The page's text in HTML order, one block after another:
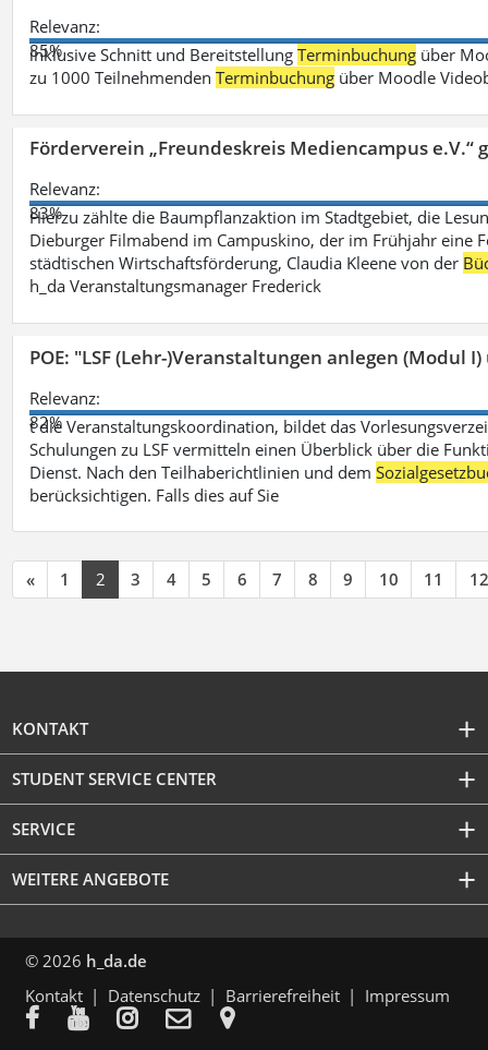
Relevanz:
85%
inklusive Schnitt und BereitstellungTerminbuchung über
zu 1000 TeilnehmendenTerminbuchung über Moodle
Förderverein „Freundeskreis Mediencampus e.V.“
Relevanz:
83%
Hierzu zählte die Baumpflanzaktion im Stadtgebiet, die
Dieburger Filmabend im Campuskino, der im Frühjahr eine
städtischen Wirtschaftsförderung, Claudia Kleene von der
h_da Veranstaltungsmanager Frederick
POE: "LSF (Lehr-)Veranstaltungen anlegen (Modul
Relevanz:
82%
t die Veranstaltungskoordination, bildet das
Schulungen zu LSF vermitteln einen Überblick über die
Dienst. Nach den Teilhaberichtlinien und dem
berücksichtigen. Falls dies auf Sie
« 1 2 3 4 5 6 7 8 9 10 11 12
KONTAKT
STUDENT SERVICE CENTER
SERVICE
WEITERE ANGEBOTE
© 2026 h_da.de
Kontakt
Datenschutz Barrierefreiheit Impressum
    